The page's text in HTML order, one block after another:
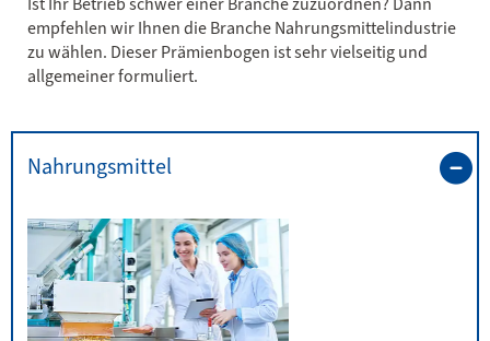
empfehlen wir Ihnen die Branche Nahrungsmittelindustrie
zu wählen. Dieser Prämienbogen ist sehr vielseitig und
allgemeiner formuliert.
Nahrungsmittel